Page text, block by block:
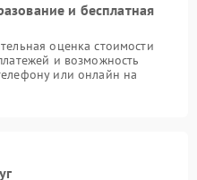
и бесплатная
оценка стоимости
и возможность
или онлайн на